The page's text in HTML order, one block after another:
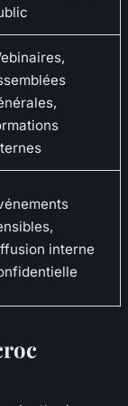
interne